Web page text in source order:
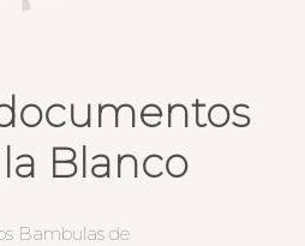
Blanco
Bambulas de